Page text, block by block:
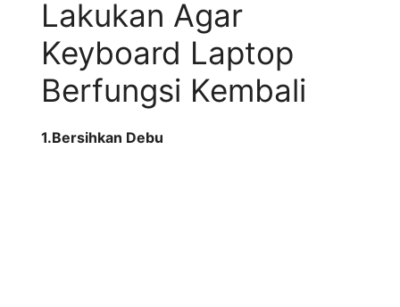
Lakukan Agar
Keyboard Laptop
Berfungsi Kembali
1.Bersihkan Debu